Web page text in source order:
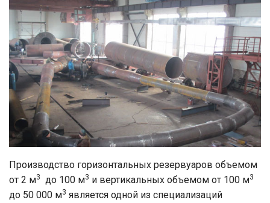
Производство горизонтальных резервуаров объемом
от 2 м3 до 100 м3 и вертикальных объемом от 100 м3
до 50 000 м3 является одной из специализаций